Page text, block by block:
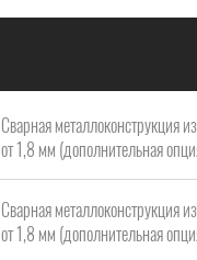
Сварная металлоконструкция
от 1,8 мм (дополнительная
Сварная металлоконструкция
от 1,8 мм (дополнительная